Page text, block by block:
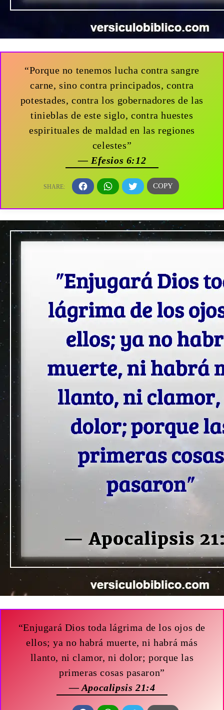
“Porque no tenemos lucha contra sangre
carne, sino contra principados, contra
potestades, contra los gobernadores de las
tinieblas de este siglo, contra huestes
espirituales de maldad en las regiones
celestes”
— Efesios 6:12
“Enjugará Dios toda lágrima de los ojos de
ellos; ya no habrá muerte, ni habrá más
llanto, ni clamor, ni dolor; porque las
primeras cosas pasaron”
— Apocalipsis 21:4